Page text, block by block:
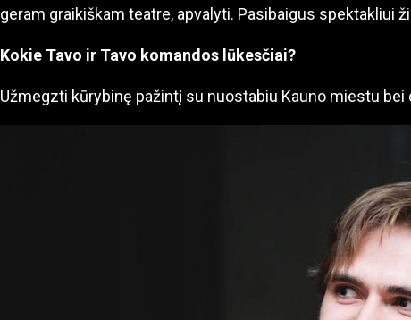
geram graikiškam teatre, apvalyti. Pasibaigus spektakliui
Kokie Tavo ir Tavo komandos lūkesčiai?
Užmegzti kūrybinę pažintį su nuostabiu Kauno miestu